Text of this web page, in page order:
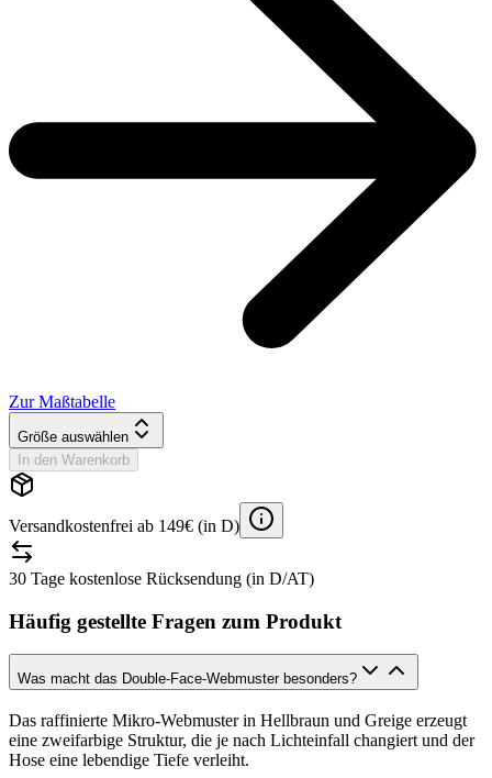
Zur Maßtabelle
Größe auswählen
In den Warenkorb
Versandkostenfrei ab 149€ (in D)
30 Tage kostenlose Rücksendung (in D/AT)
Häufig gestellte Fragen zum Produkt
Was macht das Double-Face-Webmuster besonders?
Das raffinierte Mikro-Webmuster in Hellbraun und Greige erzeugt
eine zweifarbige Struktur, die je nach Lichteinfall changiert und der
Hose eine lebendige Tiefe verleiht.